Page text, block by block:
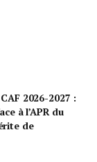
2026-2027 :
à l’APR du
de